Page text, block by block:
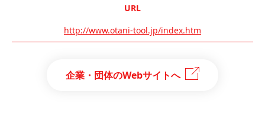
URL
http://www.otani-tool.jp/index.htm
企業・団体のWebサイトへ